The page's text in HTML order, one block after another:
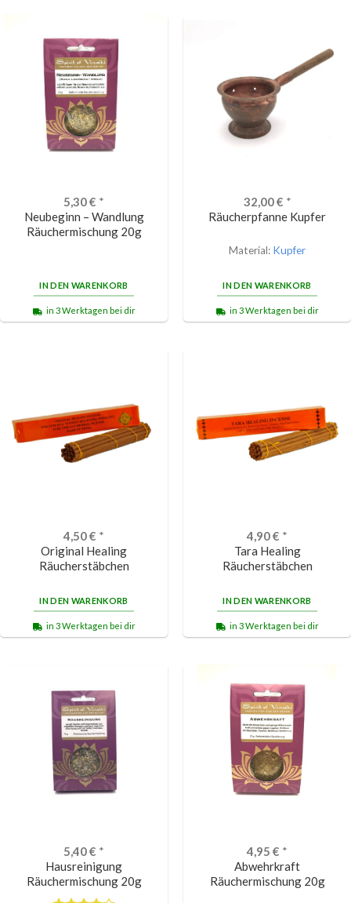
5,30€ *
Neubeginn – Wandlung
Räuchermischung 20g
IN DEN WARENKORB
in 3 Werktagen bei dir
32,00€ *
Räucherpfanne Kupfer
Material: Kupfer
IN DEN WARENKORB
in 3 Werktagen bei dir
4,50€ *
Original Healing
Räucherstäbchen
IN DEN WARENKORB
in 3 Werktagen bei dir
4,90€ *
Tara Healing
Räucherstäbchen
IN DEN WARENKORB
in 3 Werktagen bei dir
5,40€ *
Hausreinigung
Räuchermischung 20g
4,95 € *
Abwehrkraft
Räuchermischung 20g